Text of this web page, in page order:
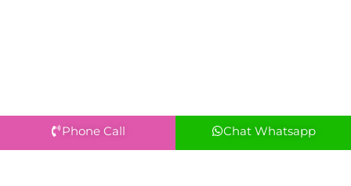
Phone Call Chat Whatsapp